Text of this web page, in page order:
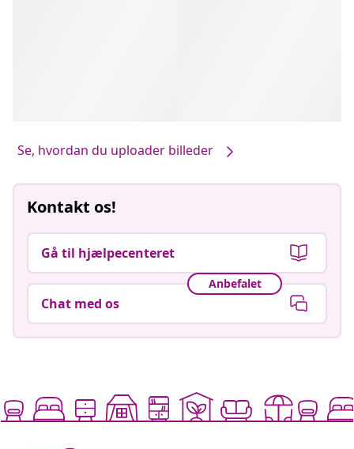
Se, hvordan du uploader billeder
Kontakt os!
Gå til hjælpecenteret
Anbefalet
Chat med os